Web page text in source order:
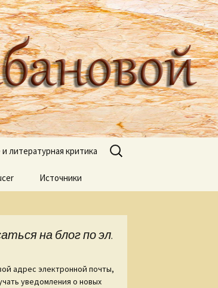
Ольги Грибановой
литературная критика
Источники
Найти:
на блог по эл.
адрес электронной почты,
уведомления о новых